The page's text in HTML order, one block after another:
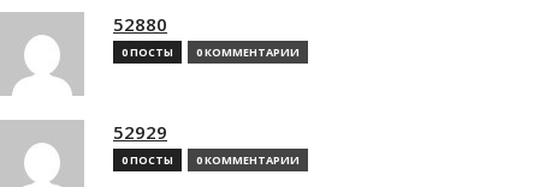
52880
0 ПОСТЫ 0 КОММЕНТАРИИ
52929
0 ПОСТЫ 0 КОММЕНТАРИИ